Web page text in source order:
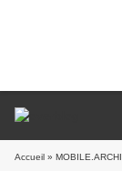
Accueil »